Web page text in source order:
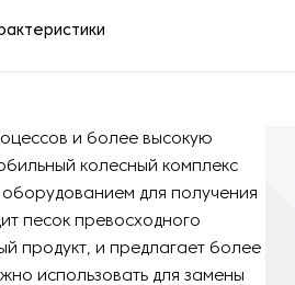
и более высокую
колесный комплекс
для получения
песок превосходного
продукт, и предлагает более
использовать для замены